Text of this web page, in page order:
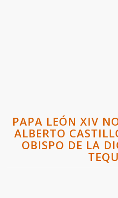
PAPA LEÓN XIV
ALBERTO
OBISPO DE LA